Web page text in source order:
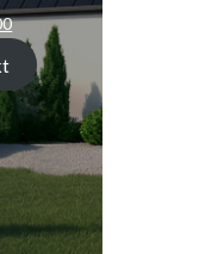
Aktualna
cena
wynosi:
zł299.00.